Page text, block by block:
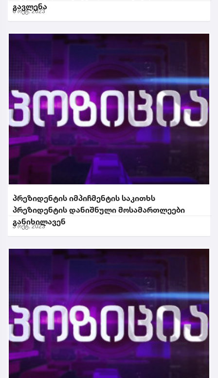
გავლენა
6 ოქტ. 2023
პრეზიდენტის იმპიჩმენტის საკითხს
პრეზიდენტის დანიშნული მოსამართლეები
განიხილავენ
3 ოქტ. 2023